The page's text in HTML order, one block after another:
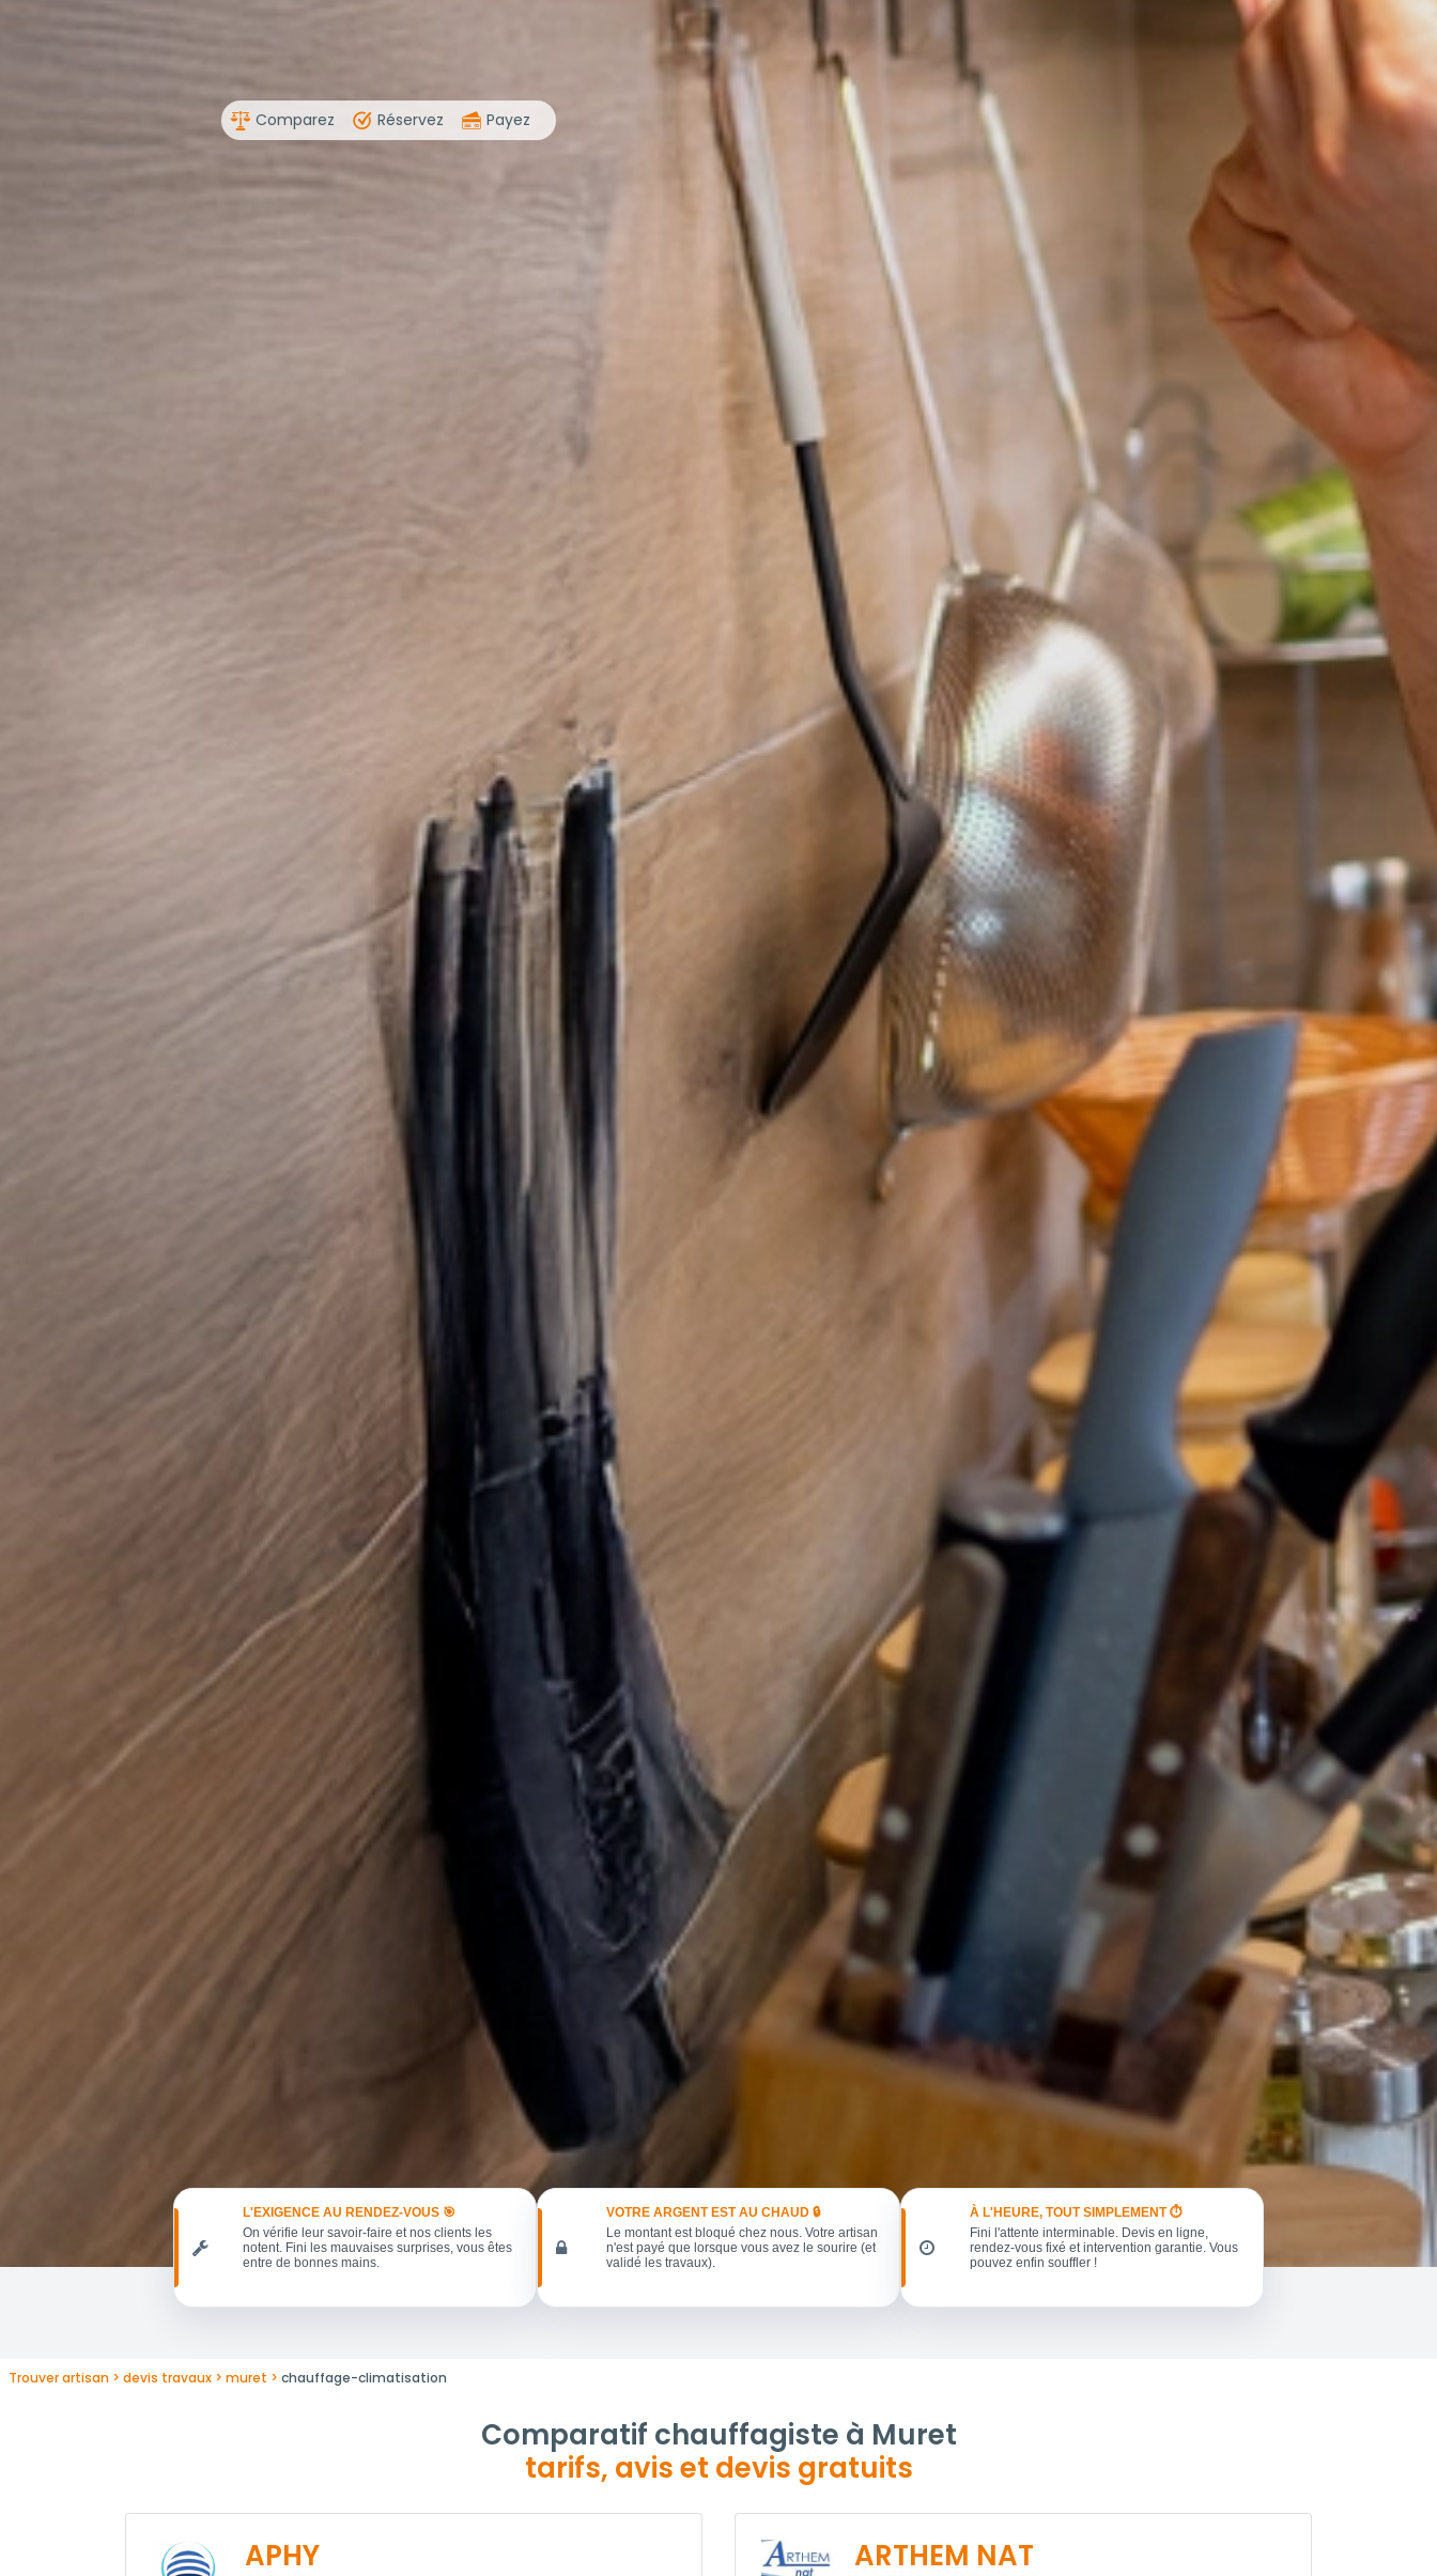
Comparez Réservez Payez
L'EXIGENCE AU RENDEZ-VOUS 🎯
On vérifie leur savoir-faire et nos clients les
notent. Fini les mauvaises surprises, vous êtes
entre de bonnes mains.
VOTRE ARGENT EST AU CHAUD 🔒
Le montant est bloqué chez nous. Votre artisan
n'est payé que lorsque vous avez le sourire (et
validé les travaux).
À L'HEURE, TOUT SIMPLEMENT ⏱️
Fini l'attente interminable. Devis en ligne,
rendez-vous fixé et intervention garantie. Vous
pouvez enfin souffler !
Trouver artisan devis travaux muret chauffage-climatisation
Comparatif chauffagiste à Muret
tarifs, avis et devis gratuits
APHY ARTHEM NAT